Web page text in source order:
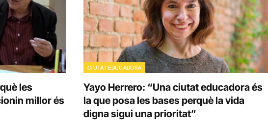
les
millor és
CIUTAT EDUCADORA
Yayo Herrero: “Una ciutat educadora és
la que posa les bases perquè la vida
digna sigui una prioritat”